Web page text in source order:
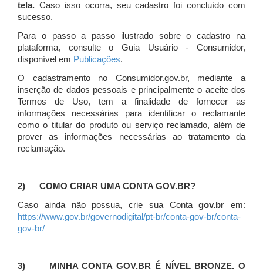
tela. Caso isso ocorra, seu cadastro foi concluído com
sucesso.
Para o passo a passo ilustrado sobre o cadastro na
plataforma, consulte o Guia Usuário - Consumidor,
disponível em Publicações.
O cadastramento no Consumidor.gov.br, mediante a
inserção de dados pessoais e principalmente o aceite dos
Termos de Uso, tem a finalidade de fornecer as
informações necessárias para identificar o reclamante
como o titular do produto ou serviço reclamado, além de
prover as informações necessárias ao tratamento da
reclamação.
2) COMO CRIAR UMA CONTA GOV.BR?
Caso ainda não possua, crie sua Contagov.br em:
https://www.gov.br/governodigital/pt-br/conta-gov-br/conta-
gov-br/
3)
MINHA CONTA GOV.BR É NÍVEL BRONZE. O